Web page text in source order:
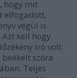
hogy mit
elfogadott,
végül is
kell hogy
író volt.
szóra
Teljes